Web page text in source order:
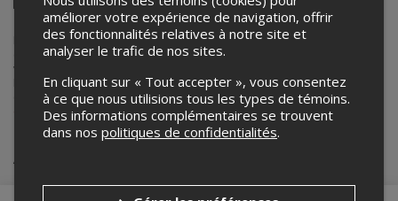
Facebook LinkedinPinterestEnvoyer
par
courriel
Lepointdevente.com agit à titre de mandataire pour
expomangersante.com dans le cadre de l’affichage en ligne et la
vente de billets pour ses événements.
Pour plus d’information à propos de cet événement, veuillez
contacter l’organisateur de l’événement, expomangersante.com, à
contact@expomangersante.comou au+1 438-407-6789.
Achat de billets
améliorer votre expérience de navigation, offrir
des fonctionnalités relatives à notre site et
analyser le trafic de nos sites.
En cliquant sur « Tout accepter », vous consentez
à ce que nous utilisions tous les types de témoins.
Des informations complémentaires se trouvent
dans nos politiques de confidentialités.